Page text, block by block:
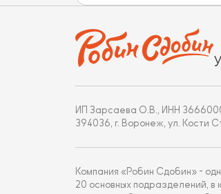
ИП Зарсаева О.В., ИНН
394036, г. Воронеж, ул. Кости
Компания «Робин Сдобин» -
20 основных подразделений,